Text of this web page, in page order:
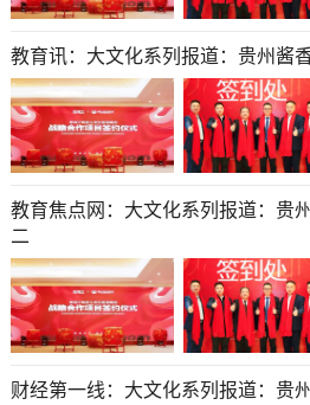
教育讯：大文化系列报道：贵州酱
教育焦点网：大文化系列报道：贵
二
财经第一线：大文化系列报道：贵